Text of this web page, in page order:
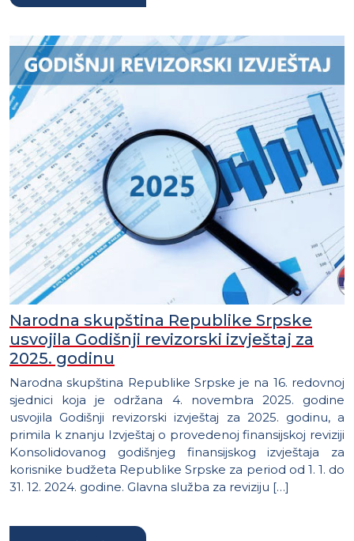
Narodna skupština Republike Srpske
usvojila Godišnji revizorski izvještaj za
2025. godinu
Narodna skupština Republike Srpske je na 16. redovnoj
sjednici koja je održana 4. novembra 2025. godine
usvojila Godišnji revizorski izvještaj za 2025. godinu, a
primila k znanju Izvještaj o provedenoj finansijskoj reviziji
Konsolidovanog godišnjeg finansijskog izvještaja za
korisnike budžeta Republike Srpske za period od 1. 1. do
31. 12. 2024. godine. Glavna služba za reviziju […]